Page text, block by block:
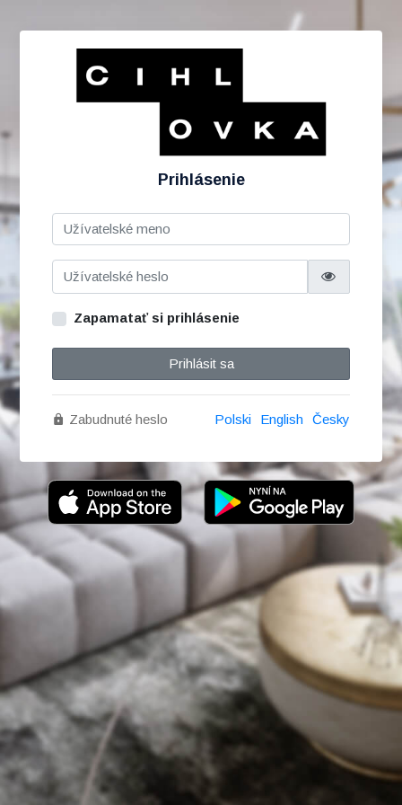
Prihlásenie
Zapamatať si prihlásenie
Prihlásit sa
Zabudnuté heslo Česky
English
Polski